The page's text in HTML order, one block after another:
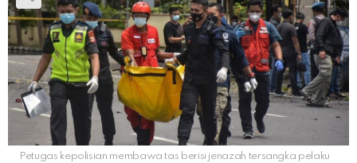
Petugas kepolisian membawa tas berisi jenazah tersangka pelaku